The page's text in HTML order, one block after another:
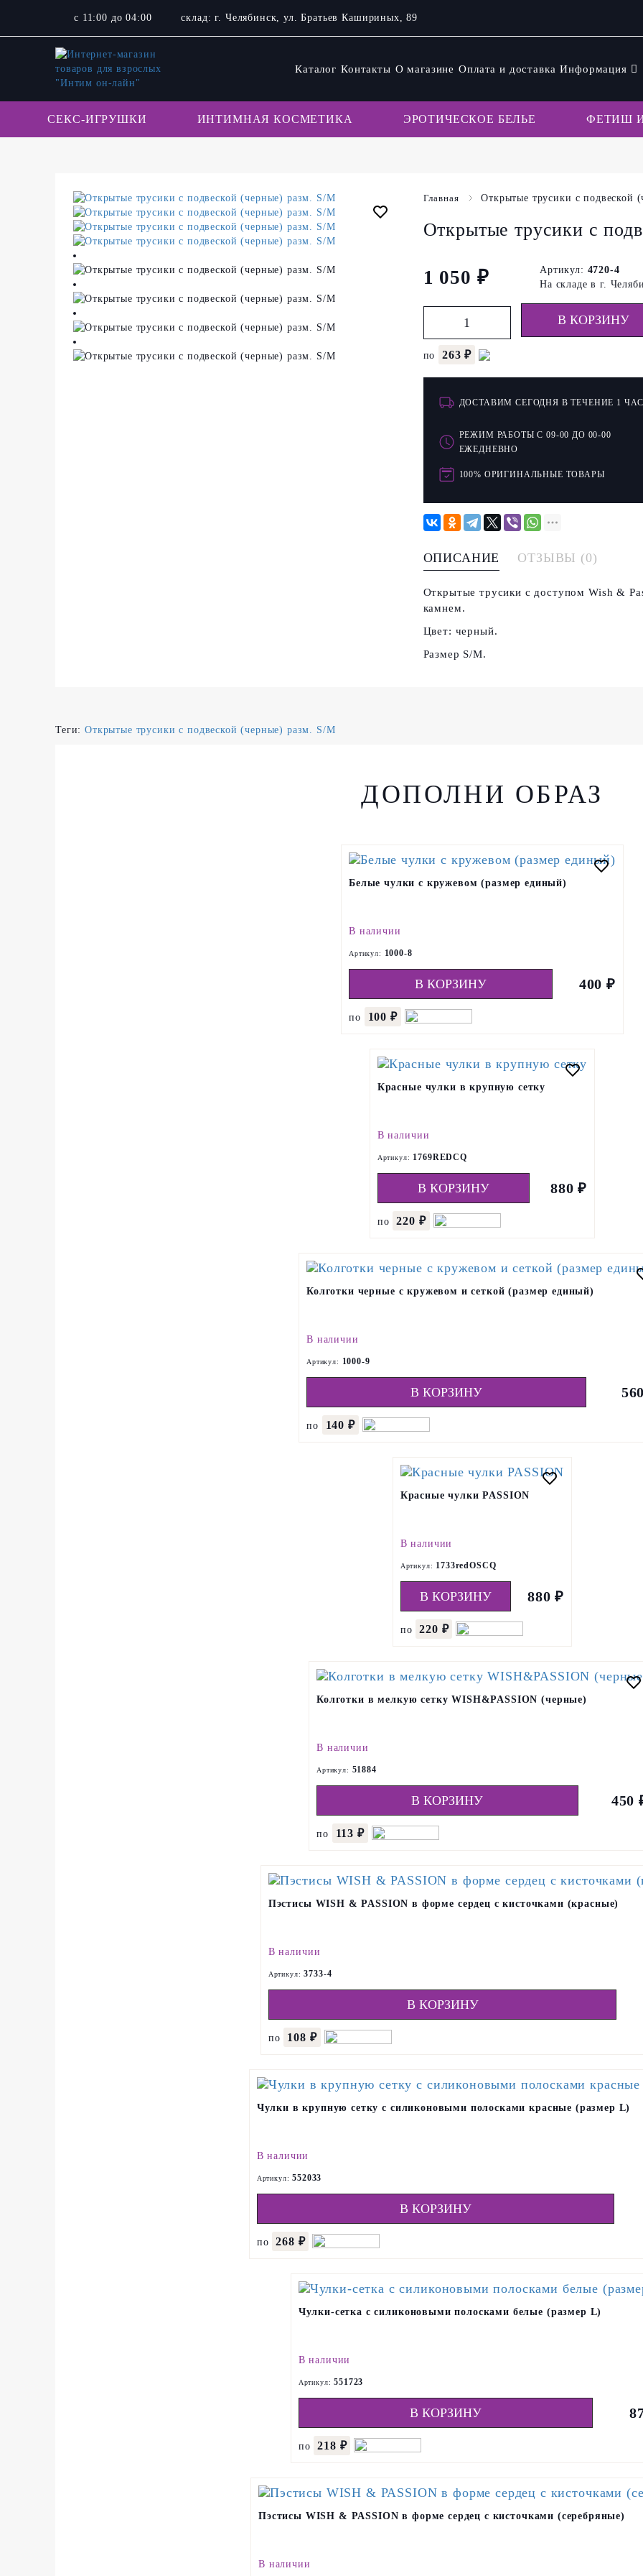
с 11:00 до 04:00 склад: г. Челябинск, ул. Братьев Кашириных, 89
Каталог Контакты О магазине Оплата и доставка Информация
СЕКС-ИГРУШКИ ИНТИМНАЯ КОСМЕТИКА ЭРОТИЧЕСКОЕ БЕЛЬЕ ФЕТИШ
Главная Открытые трусики с подвеской
Открытые трусики с
1 050 ₽ Артикул: 4720-4
На складе в г.
В КОРЗИНУ
по 263 ₽
ДОСТАВИМ СЕГОДНЯ В ТЕЧЕНИЕ 1
РЕЖИМ РАБОТЫ С 09-00 ДО 00-00
ЕЖЕДНЕВНО
100% ОРИГИНАЛЬНЫЕ ТОВАРЫ
ОПИСАНИЕ ОТЗЫВЫ (0)
Открытые трусики с доступом Wish &
камнем.
Цвет: черный.
Размер S/M.
Теги:Открытые трусики с подвеской (черные) разм. S/M
ДОПОЛНИ ОБРАЗ
Белые чулки с кружевом (размер единый)
В наличии
Артикул: 1000-8
В КОРЗИНУ 400 ₽
по 100 ₽
Красные чулки в крупную сетку
В наличии
Артикул: 1769REDCQ
В КОРЗИНУ 880 ₽
по 220 ₽
Колготки черные с кружевом и сеткой (размер единый)
В наличии
Артикул: 1000-9
В КОРЗИНУ
по 140 ₽
Красные чулки PASSION
В наличии
Артикул: 1733redOSCQ
В КОРЗИНУ 880 ₽
по 220 ₽
Колготки в мелкую сетку WISH&PASSION (черные)
В наличии
Артикул: 51884
В КОРЗИНУ 450
по 113 ₽
Пэстисы WISH & PASSION в форме сердец с кисточками (красные)
В наличии
Артикул:3733-4
В КОРЗИНУ
по 108 ₽
Чулки в крупную сетку с силиконовыми полосками красные (размер L)
В наличии
Артикул:552033
В КОРЗИНУ
по 268 ₽
Чулки-сетка с силиконовыми полосками белые (размер L)
В наличии
Артикул:551723
В КОРЗИНУ
по 218 ₽
Пэстисы WISH & PASSION в форме сердец с кисточками (серебряные)
В наличии